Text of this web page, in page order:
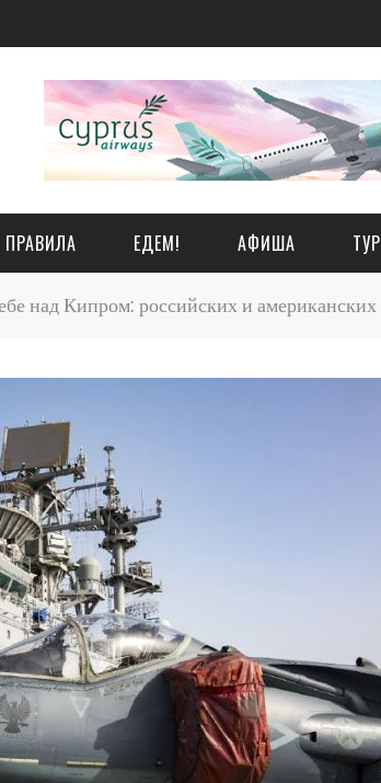
ПРАВИЛА ЕДЕМ! АФИША
над Кипром: российских и